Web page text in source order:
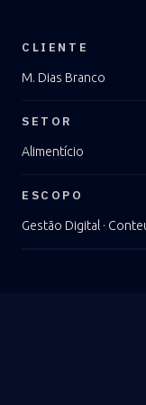
CLIENTE
M. Dias Branco
SETOR
Alimentício
ESCOPO
Gestão Digital ·